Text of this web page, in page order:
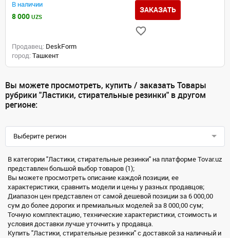
В наличии
8 000 UZS
ЗАКАЗАТЬ
Продавец: DeskForm
город: Ташкент
Вы можете просмотреть, купить / заказать Товары
рубрики "Ластики, стирательные резинки" в другом
регионе:
Выберите регион
В категории "Ластики, стирательные резинки" на платформе Tovar.uz
представлен большой выбор товаров (1);
Вы можете просмотреть описание каждой позиции, ее
характеристики, сравнить модели и цены у разных продавцов;
Диапазон цен представлен от самой дешевой позиции за 6 000,00
сум до более дорогих и премиальных моделей за 8 000,00 сум;
Точную комплектацию, технические характеристики, стоимость и
условия доставки лучше уточнить у продавца.
Купить "Ластики, стирательные резинки" с доставкой за наличный и